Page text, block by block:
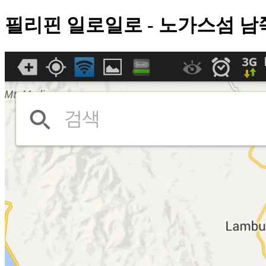
필리핀 일로일로 - 노가스섬 남